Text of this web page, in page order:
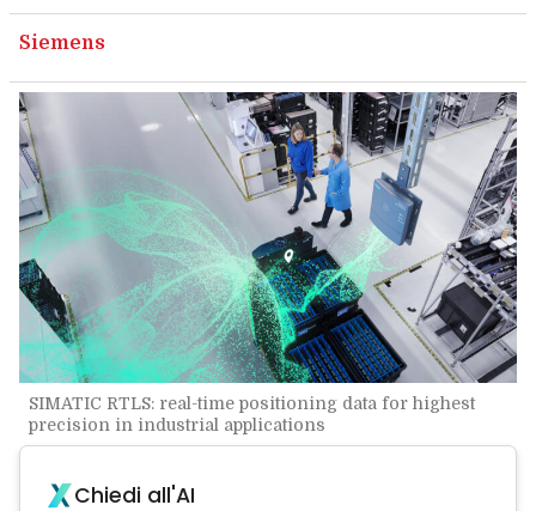
Siemens
SIMATIC RTLS: real-time positioning data for highest
precision in industrial applications
Chiedi all'AI